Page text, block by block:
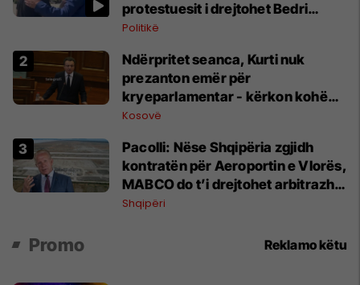
protestuesit i drejtohet Bedri
Hamzës
Politikë
Ndërpritet seanca, Kurti nuk
prezanton emër për
kryeparlamentar - kërkon kohë
shtesë për marrëveshje politike
Kosovë
Pacolli: Nëse Shqipëria zgjidh
kontratën për Aeroportin e Vlorës,
MABCO do t’i drejtohet arbitrazhit
ndërkombëtar
Shqipëri
Promo Reklamo këtu